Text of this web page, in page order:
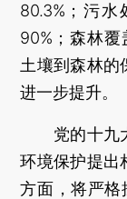
80.3%；污
90%；森林
土壤到森林的
进一步提升。
党的十九大
环境保护提出
方面，将严格